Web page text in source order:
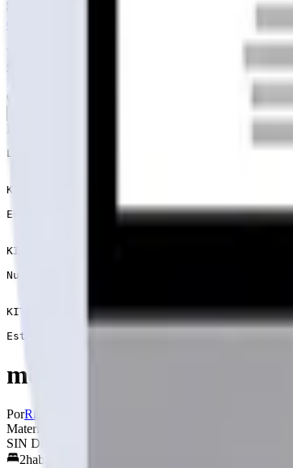
WebAgen.cl
$179.900
Publicidad de SoloPrefabricadas
Configuración
Líderes en el mercado chileno de casas
KIT Inicial
Es el formato mas económico, consiste en
KIT Semi Full
Nuestro formato mas completo, consiste en
KIT Llave en mano
Este servicio consta de la entrega del
modelo alpina
PorRhouse
Material
SIN DEFINIR
2hab.